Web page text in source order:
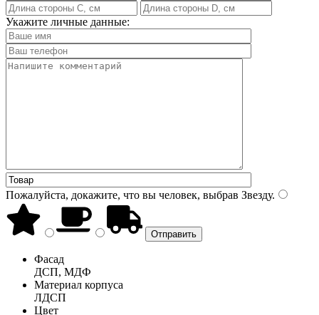
Укажите личные данные:
Пожалуйста, докажите, что вы человек, выбрав Звезду.
Фасад
ДСП, МДФ
Материал корпуса
ЛДСП
Цвет